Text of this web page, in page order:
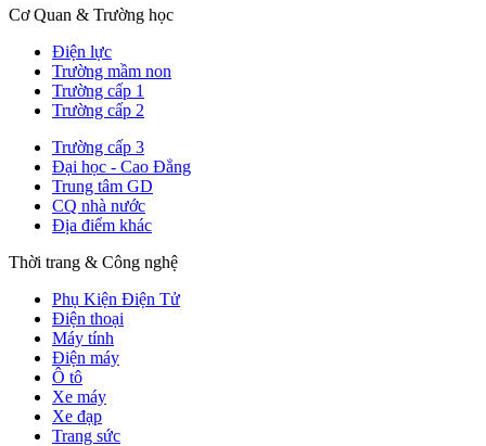
Cơ Quan & Trường học
Điện lực
Trường mầm non
Trường cấp 1
Trường cấp 2
Trường cấp 3
Đại học - Cao Đẳng
Trung tâm GD
CQ nhà nước
Địa điểm khác
Thời trang & Công nghệ
Phụ Kiện Điện Tử
Điện thoại
Máy tính
Điện máy
Ô tô
Xe máy
Xe đạp
Trang sức